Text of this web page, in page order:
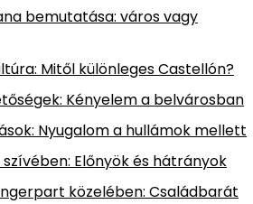
bemutatása: város vagy
Mitől különleges Castellón?
Kényelem a belvárosban
Nyugalom a hullámok mellett
Előnyök és hátrányok
közelében: Családbarát